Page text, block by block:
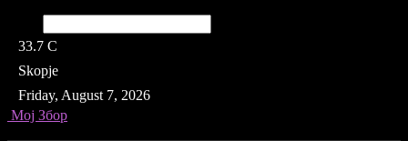
33.7 C
Skopje
Friday, August 7, 2026
Мој Збор